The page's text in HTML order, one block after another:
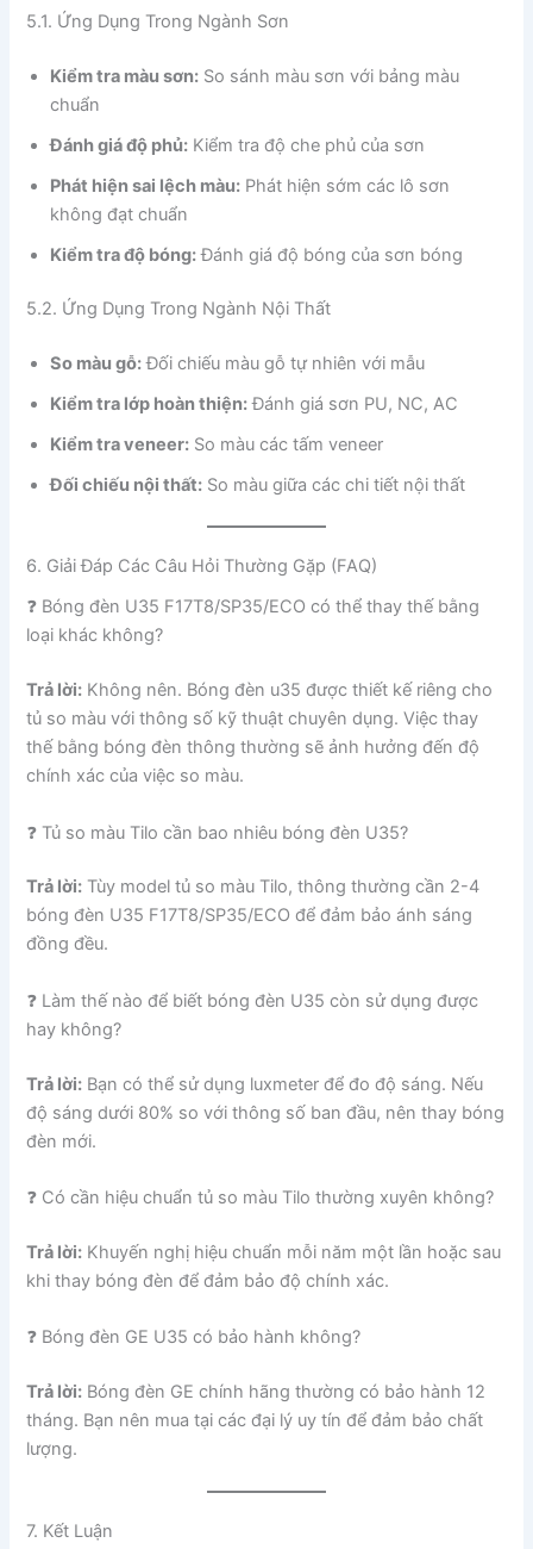
5.1. Ứng Dụng Trong Ngành Sơn
Kiểm tra màu sơn: So sánh màu sơn với bảng màu
chuẩn
Đánh giá độ phủ: Kiểm tra độ che phủ của sơn
Phát hiện sai lệch màu: Phát hiện sớm các lô sơn
không đạt chuẩn
Kiểm tra độ bóng:Đánh giá độ bóng của sơn bóng
5.2. Ứng Dụng Trong Ngành Nội Thất
So màu gỗ:Đối chiếu màu gỗ tự nhiên với mẫu
Kiểm tra lớp hoàn thiện:Đánh giá sơn PU, NC, AC
Kiểm tra veneer: So màu các tấm veneer
Đối chiếu nội thất: So màu giữa các chi tiết nội thất
6. Giải Đáp Các Câu Hỏi Thường Gặp (FAQ)
❓ Bóng đèn U35 F17T8/SP35/ECO có thể thay thế bằng
loại khác không?
Trả lời: Không nên. Bóng đèn u35 được thiết kế riêng cho
tủ so màu với thông số kỹ thuật chuyên dụng. Việc thay
thế bằng bóng đèn thông thường sẽ ảnh hưởng đến độ
chính xác của việc so màu.
❓ Tủ so màu Tilo cần bao nhiêu bóng đèn U35?
Trả lời: Tùy model tủ so màu Tilo, thông thường cần 2-4
bóng đèn U35 F17T8/SP35/ECO để đảm bảo ánh sáng
đồng đều.
❓ Làm thế nào để biết bóng đèn U35 còn sử dụng được
hay không?
Trả lời: Bạn có thể sử dụng luxmeter để đo độ sáng. Nếu
độ sáng dưới 80% so với thông số ban đầu, nên thay bóng
đèn mới.
❓ Có cần hiệu chuẩn tủ so màu Tilo thường xuyên không?
Trả lời: Khuyến nghị hiệu chuẩn mỗi năm một lần hoặc sau
khi thay bóng đèn để đảm bảo độ chính xác.
❓ Bóng đèn GE U35 có bảo hành không?
Trả lời: Bóng đèn GE chính hãng thường có bảo hành 12
tháng. Bạn nên mua tại các đại lý uy tín để đảm bảo chất
lượng.
7. Kết Luận